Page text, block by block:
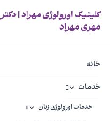
کلینیک اورولوژی مهراد | دکتر
مهری مهراد
خانه
خدمات
خدمات اورولوژی زنان